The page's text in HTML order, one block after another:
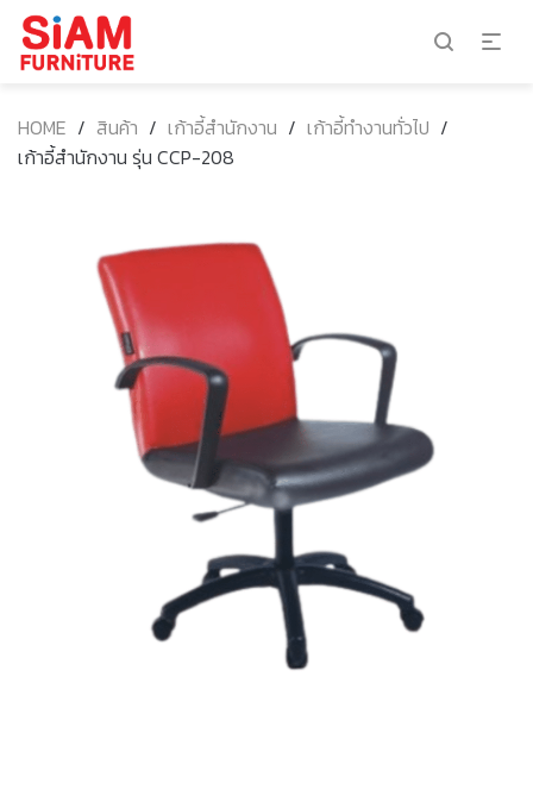
HOME / สินค้า / เก้าอี้สำนักงาน / เก้าอี้ทำงานทั่วไป /
เก้าอี้สำนักงาน รุ่น CCP-208